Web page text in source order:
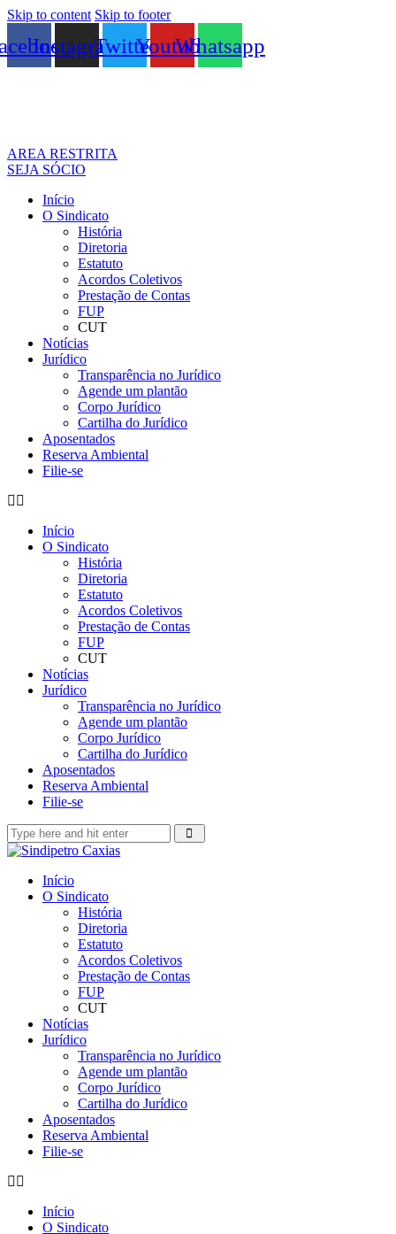
Skip to content Skip to footer
InstagramTwitterYoutubeWhatsapp
AREA RESTRITA
SEJA SÓCIO
Início
O Sindicato
História
Diretoria
Estatuto
Acordos Coletivos
Prestação de Contas
FUP
CUT
Notícias
Jurídico
Transparência no Jurídico
Agende um plantão
Corpo Jurídico
Cartilha do Jurídico
Aposentados
Reserva Ambiental
Filie-se
Início
O Sindicato
História
Diretoria
Estatuto
Acordos Coletivos
Prestação de Contas
FUP
CUT
Notícias
Jurídico
Transparência no Jurídico
Agende um plantão
Corpo Jurídico
Cartilha do Jurídico
Aposentados
Reserva Ambiental
Filie-se
Início
O Sindicato
História
Diretoria
Estatuto
Acordos Coletivos
Prestação de Contas
FUP
CUT
Notícias
Jurídico
Transparência no Jurídico
Agende um plantão
Corpo Jurídico
Cartilha do Jurídico
Aposentados
Reserva Ambiental
Filie-se
Início
O Sindicato